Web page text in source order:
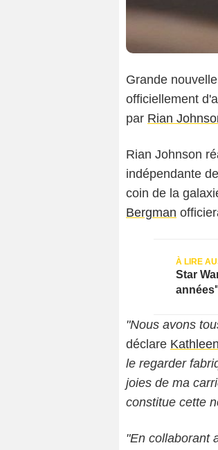
Grande
officiellement
par Rian
Rian Johnson
indépendante
coin de la
Bergman
Star
"Nous avons
déclare
le regarder
joies de ma
constitue cette
"En collaborant